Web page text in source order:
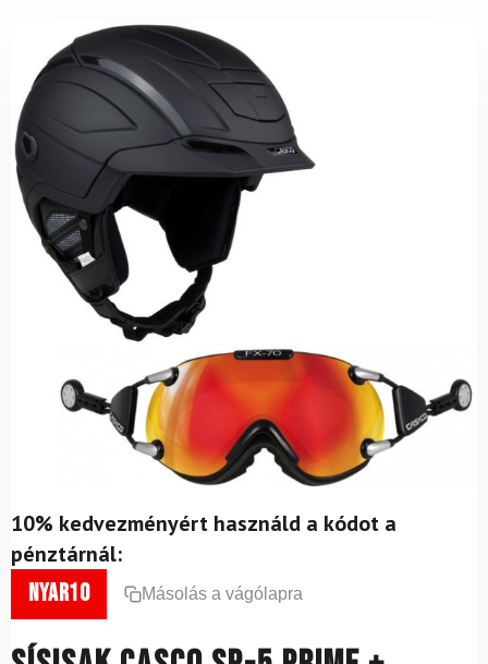
10% kedvezményért használd a kódot a
pénztárnál:
nyar10 Másolás a vágólapra